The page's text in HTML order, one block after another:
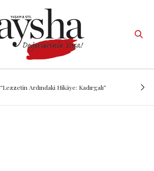
“Lezzetin Ardındaki Hikâye: Kadırgalı”